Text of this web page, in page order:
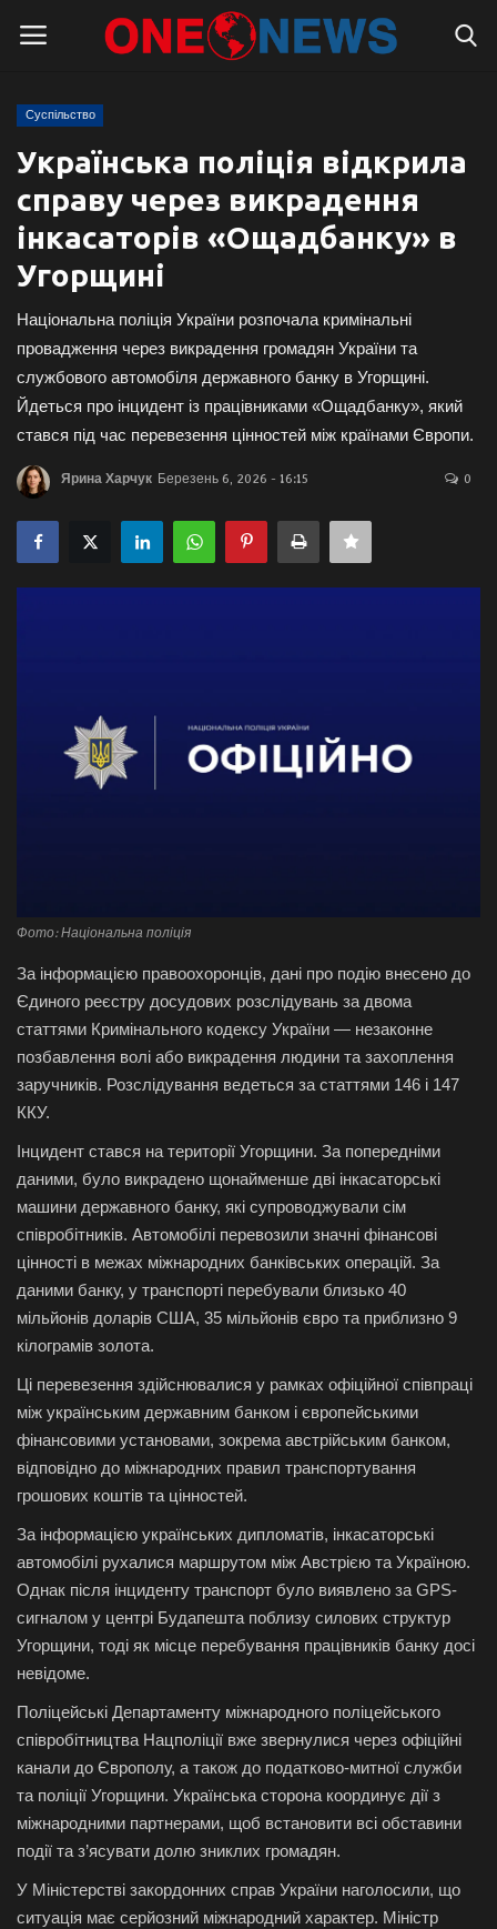
Логін
Головна
Контакти
Про нас
Підтримати проєкт
Правила для блогерів
Суспільство
Галерея
Політика
Мова
English Ukraine
Суспільство
Українська поліція відкрила
справу через викрадення
інкасаторів «Ощадбанку» в
Угорщині
Національна поліція України розпочала кримінальні
провадження через викрадення громадян України та
службового автомобіля державного банку в Угорщині.
Йдеться про інцидент із працівниками «Ощадбанку», який
стався під час перевезення цінностей між країнами Європи.
Ярина Харчук Березень 6, 2026 - 16:15 0
Фото: Національна поліція
За інформацією правоохоронців, дані про подію внесено до
Єдиного реєстру досудових розслідувань за двома
статтями Кримінального кодексу України — незаконне
позбавлення волі або викрадення людини та захоплення
заручників. Розслідування ведеться за статтями 146 і 147
ККУ.
Інцидент стався на території Угорщини. За попередніми
даними, було викрадено щонайменше дві інкасаторські
машини державного банку, які супроводжували сім
співробітників. Автомобілі перевозили значні фінансові
цінності в межах міжнародних банківських операцій. За
даними банку, у транспорті перебували близько 40
мільйонів доларів США, 35 мільйонів євро та приблизно 9
кілограмів золота.
Ці перевезення здійснювалися у рамках офіційної співпраці
між українським державним банком і європейськими
фінансовими установами, зокрема австрійським банком,
відповідно до міжнародних правил транспортування
грошових коштів та цінностей.
За інформацією українських дипломатів, інкасаторські
автомобілі рухалися маршрутом між Австрією та Україною.
Однак після інциденту транспорт було виявлено за GPS-
сигналом у центрі Будапешта поблизу силових структур
Угорщини, тоді як місце перебування працівників банку досі
невідоме.
Поліцейські Департаменту міжнародного поліцейського
співробітництва Нацполіції вже звернулися через офіційні
канали до Європолу, а також до податково-митної служби
та поліції Угорщини. Українська сторона координує дії з
міжнародними партнерами, щоб встановити всі обставини
події та з’ясувати долю зниклих громадян.
У Міністерстві закордонних справ України наголосили, що
ситуація має серйозний міжнародний характер. Міністр